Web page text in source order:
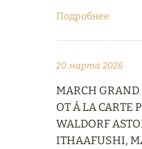
Подробнее
20 марта 2026
MARCH
ОТ Á LA
WALDORF
ITHAAFUSHI,